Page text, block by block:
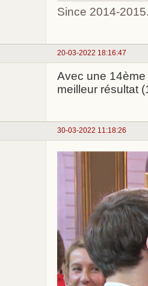
Since 2014-
20-03-2022 18:16:47
Avec une
meilleur résultat
30-03-2022 11:18:26